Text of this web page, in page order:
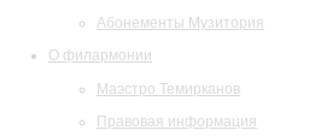
Абонементы Музитория
О филармонии
Маэстро Темирканов
Правовая информация